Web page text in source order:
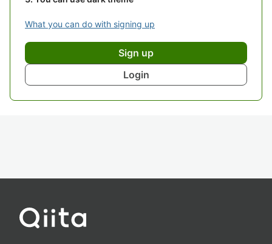
What you can do with signing up
Sign up
Login